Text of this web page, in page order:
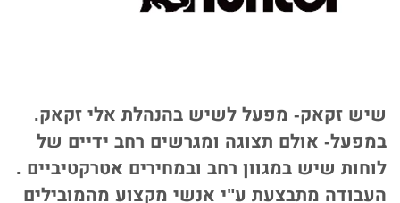
שיש זקאק- מפעל לשיש בהנהלת אלי זקאק.
במפעל- אולם תצוגה ומגרשים רחב ידיים של
לוחות שיש במגוון רחב ובמחירים אטרקטיביים .
העבודה מתבצעת ע"י אנשי מקצוע מהמובילים